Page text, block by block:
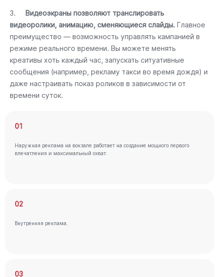
3. Видеоэкраны позволяют транслировать
видеоролики, анимацию, сменяющиеся слайды. Главное
преимущество — возможность управлять кампанией в
режиме реального времени. Вы можете менять
креативы хоть каждый час, запускать ситуативные
сообщения (например, рекламу такси во время дождя) и
даже настраивать показ роликов в зависимости от
времени суток.
01
Наружная реклама на вокзале работает на создание мощного первого
впечатления и максимальный охват.
02
Внутренняя реклама.
03